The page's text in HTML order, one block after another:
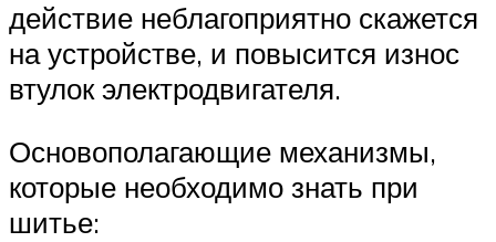
действие неблагоприятно скажется
на устройстве, и повысится износ
втулок электродвигателя.
Основополагающие механизмы,
которые необходимо знать при
шитье: